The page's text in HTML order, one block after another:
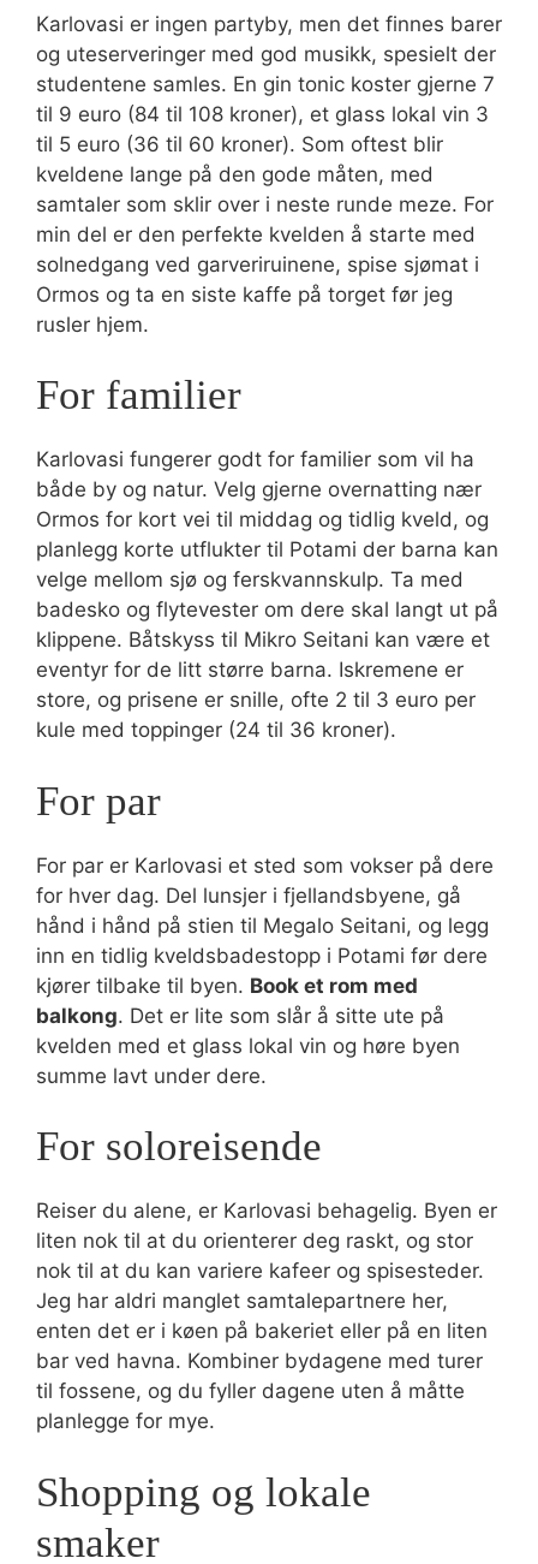
Karlovasi er ingen partyby, men det finnes barer
og uteserveringer med god musikk, spesielt der
studentene samles. En gin tonic koster gjerne 7
til 9 euro (84 til 108 kroner), et glass lokal vin 3
til 5 euro (36 til 60 kroner). Som oftest blir
kveldene lange på den gode måten, med
samtaler som sklir over i neste runde meze. For
min del er den perfekte kvelden å starte med
solnedgang ved garveriruinene, spise sjømat i
Ormos og ta en siste kaffe på torget før jeg
rusler hjem.
For familier
Karlovasi fungerer godt for familier som vil ha
både by og natur. Velg gjerne overnatting nær
Ormos for kort vei til middag og tidlig kveld, og
planlegg korte utflukter til Potami der barna kan
velge mellom sjø og ferskvannskulp. Ta med
badesko og flytevester om dere skal langt ut på
klippene. Båtskyss til Mikro Seitani kan være et
eventyr for de litt større barna. Iskremene er
store, og prisene er snille, ofte 2 til 3 euro per
kule med toppinger (24 til 36 kroner).
For par
For par er Karlovasi et sted som vokser på dere
for hver dag. Del lunsjer i fjellandsbyene, gå
hånd i hånd på stien til Megalo Seitani, og legg
inn en tidlig kveldsbadestopp i Potami før dere
kjører tilbake til byen. Book et rom med
balkong. Det er lite som slår å sitte ute på
kvelden med et glass lokal vin og høre byen
summe lavt under dere.
For soloreisende
Reiser du alene, er Karlovasi behagelig. Byen er
liten nok til at du orienterer deg raskt, og stor
nok til at du kan variere kafeer og spisesteder.
Jeg har aldri manglet samtalepartnere her,
enten det er i køen på bakeriet eller på en liten
bar ved havna. Kombiner bydagene med turer
til fossene, og du fyller dagene uten å måtte
planlegge for mye.
Shopping og lokale
smaker